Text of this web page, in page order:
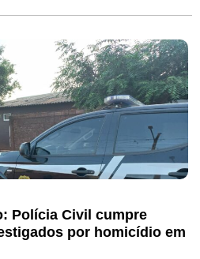
Polícia Civil cumpre
por homicídio em